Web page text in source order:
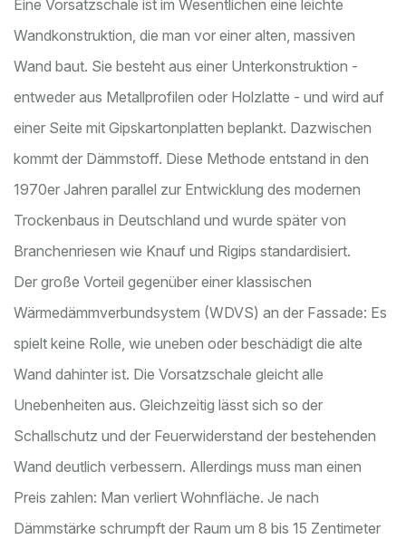
Eine Vorsatzschale ist im Wesentlichen eine leichte
Wandkonstruktion, die man vor einer alten, massiven
Wand baut. Sie besteht aus einer Unterkonstruktion -
entweder aus Metallprofilen oder Holzlatte - und wird auf
einer Seite mit Gipskartonplatten beplankt. Dazwischen
kommt der Dämmstoff. Diese Methode entstand in den
1970er Jahren parallel zur Entwicklung des modernen
Trockenbaus in Deutschland und wurde später von
Branchenriesen wie Knauf und Rigips standardisiert.
Der große Vorteil gegenüber einer klassischen
Wärmedämmverbundsystem (WDVS) an der Fassade: Es
spielt keine Rolle, wie uneben oder beschädigt die alte
Wand dahinter ist. Die Vorsatzschale gleicht alle
Unebenheiten aus. Gleichzeitig lässt sich so der
Schallschutz und der Feuerwiderstand der bestehenden
Wand deutlich verbessern. Allerdings muss man einen
Preis zahlen: Man verliert Wohnfläche. Je nach
Dämmstärke schrumpft der Raum um 8 bis 15 Zentimeter